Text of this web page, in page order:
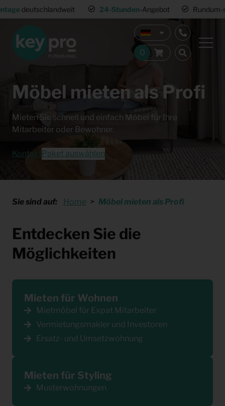
24-Stunden-Angebot Rundum-sorglos-Paket
Möbel mieten als Profi
Mieten Sie schnell und einfach Möbel für Ihre
Mitarbeiter oder Bewohner.
Kontakt Paket auswählen
Sie sind auf: Home Möbel mieten als Profi
Entdecken Sie die
Möglichkeiten
Mieten für Wohnen
Mietmöbel für Expat Mitarbeiter
Vermietungsmakler und Investoren
Ersatz- und Umsetzwohnung
Mieten für Styling
Musterwohnungen